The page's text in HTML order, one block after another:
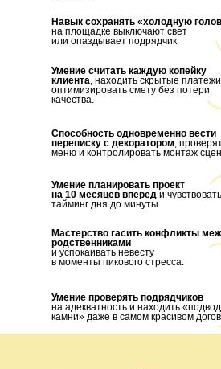
Умение считать каждую копейку
клиента, находить скрытые
оптимизировать смету без потери
качества.
Умение планировать проект
на 10 месяцев вперед и чувствовать
тайминг дня до минуты.
Умение проверять подрядчиков
на адекватность и находить
камни» даже в самом красивом
Мастерство гасить конфликты
родственниками
и успокаивать невесту
в моменты пикового стресса.
Способность одновременно вести
переписку с декоратором,
меню и контролировать монтаж
Навык сохранять «холодную
на площадке выключают свет
или опаздывает подрядчик